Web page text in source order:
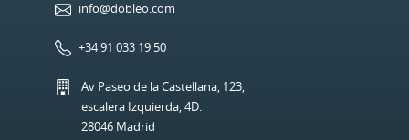
info@dobleo.com
+34 91 033 19 50
Av Paseo de la Castellana, 123,
escalera Izquierda, 4D.
28046 Madrid